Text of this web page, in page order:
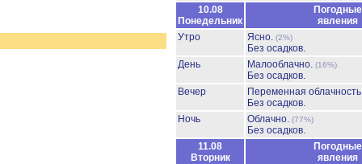
10.08
Понедельник
Погодные
явления
Утро
Ясно. (2%)
Без осадков.
День
Малооблачно. (16%)
Без осадков.
Вечер
Переменная
Без осадков.
Ночь
Облачно. (77%)
Без осадков.
11.08
Вторник
Погодные
явления